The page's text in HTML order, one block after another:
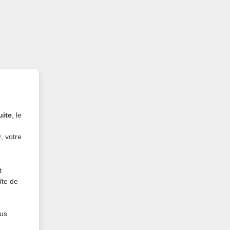
, le
votre
de